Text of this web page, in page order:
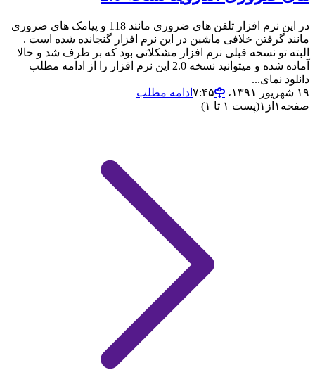
در این نرم افزار تلفن های ضروری مانند 118 و پیامک های ضروری
مانند گرفتن خلافی ماشین در این نرم افزار گنجانده شده است .
البته تو نسخه قبلی نرم افزار مشکلاتی بود که بر طرف شد و حالا
آماده شده و میتوانید نسخه 2.0 این نرم افزار را از ادامه مطلب
دانلود نمای...
۱۹ شهریور ۱۳۹۱،‏ ۷:۴۵
ادامه مطلب
صفحه ۱ از ۱(پست ۱ تا ۱)